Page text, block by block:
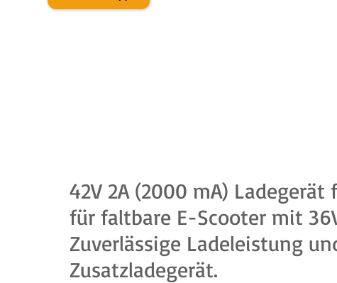
42V 2A (2000 mA)
für faltbare E-Scooter mit
Zuverlässige Ladeleistung
Zusatzladegerät.